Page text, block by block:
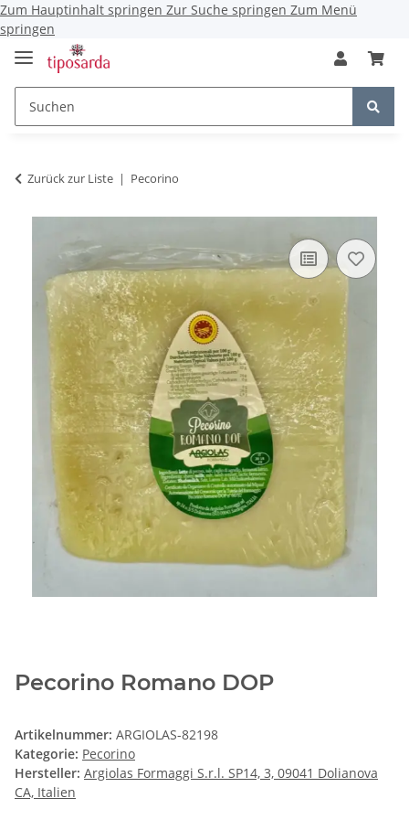
Zum Hauptinhalt springen Zur Suche springen Zum Menü
springen
Zurück zur Liste Pecorino
Pecorino Romano DOP
Artikelnummer: ARGIOLAS-82198
Kategorie: Pecorino
Hersteller: Argiolas Formaggi S.r.l. SP14, 3, 09041 Dolianova
CA, Italien